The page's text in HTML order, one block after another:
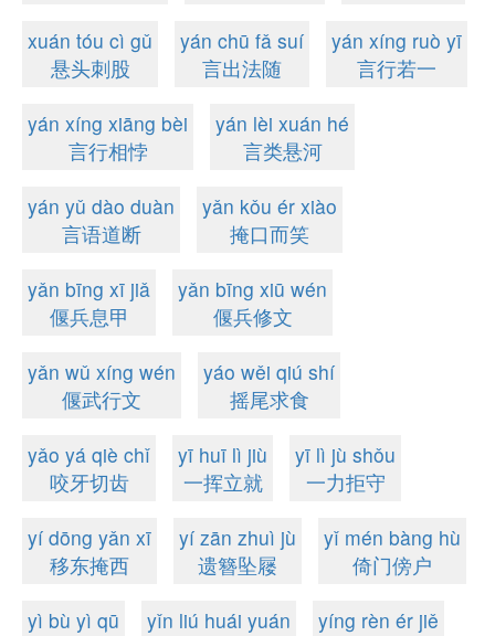
xuán tóu cì gǔ
悬头刺股
yán chū fǎ suí
言出法随
yán xíng ruò yī
言行若一
yán xíng xiāng bèi
言行相悖
yán lèi xuán hé
言类悬河
yán yǔ dào duàn
言语道断
yǎn kǒu ér xiào
掩口而笑
yǎn bīng xī jiǎ
偃兵息甲
yǎn bīng xiū wén
偃兵修文
yǎn wǔ xíng wén
偃武行文
yáo wěi qiú shí
摇尾求食
yǎo yá qiè chǐ
咬牙切齿
yī huī lì jiù
一挥立就
yī lì jù shǒu
一力拒守
yí dōng yǎn xī
移东掩西
yí zān zhuì jù
遗簪坠屦
yǐ mén bàng hù
倚门傍户
yì bù yì qū
yǐn liú huái yuán
yíng rèn ér jiě